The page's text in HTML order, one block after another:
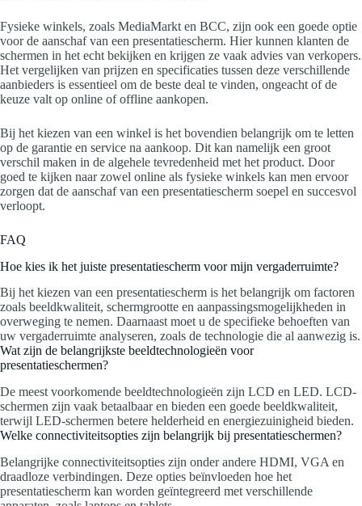
Fysieke winkels, zoals MediaMarkt en BCC, zijn ook een goede optie
voor de aanschaf van een presentatiescherm. Hier kunnen klanten de
schermen in het echt bekijken en krijgen ze vaak advies van verkopers.
Het vergelijken van prijzen en specificaties tussen deze verschillende
aanbieders is essentieel om de beste deal te vinden, ongeacht of de
keuze valt op online of offline aankopen.
Bij het kiezen van een winkel is het bovendien belangrijk om te letten
op de garantie en service na aankoop. Dit kan namelijk een groot
verschil maken in de algehele tevredenheid met het product. Door
goed te kijken naar zowel online als fysieke winkels kan men ervoor
zorgen dat de aanschaf van een presentatiescherm soepel en succesvol
verloopt.
FAQ
Hoe kies ik het juiste presentatiescherm voor mijn vergaderruimte?
Bij het kiezen van een presentatiescherm is het belangrijk om factoren
zoals beeldkwaliteit, schermgrootte en aanpassingsmogelijkheden in
overweging te nemen. Daarnaast moet u de specifieke behoeften van
uw vergaderruimte analyseren, zoals de technologie die al aanwezig is.
Wat zijn de belangrijkste beeldtechnologieën voor
presentatieschermen?
De meest voorkomende beeldtechnologieën zijn LCD en LED. LCD-
schermen zijn vaak betaalbaar en bieden een goede beeldkwaliteit,
terwijl LED-schermen betere helderheid en energiezuinigheid bieden.
Welke connectiviteitsopties zijn belangrijk bij presentatieschermen?
Belangrijke connectiviteitsopties zijn onder andere HDMI, VGA en
draadloze verbindingen. Deze opties beïnvloeden hoe het
presentatiescherm kan worden geïntegreerd met verschillende